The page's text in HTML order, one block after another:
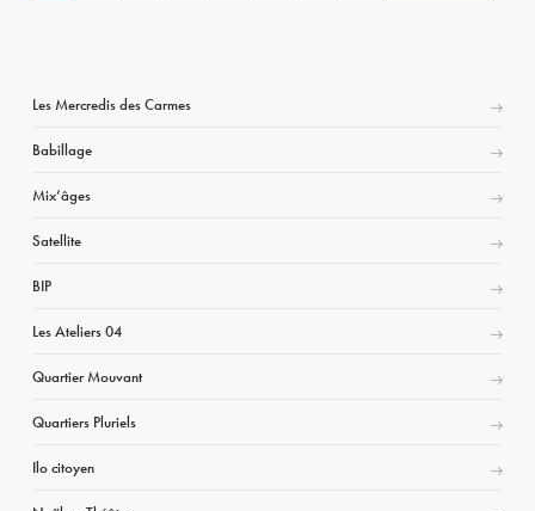
Les Mercredis des Carmes
Babillage
Mix’âges
Satellite
BIP
Les Ateliers 04
Quartier Mouvant
Quartiers Pluriels
Ilo citoyen